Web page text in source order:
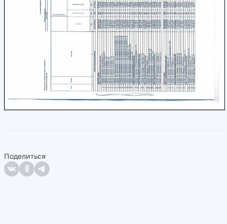
Поделиться